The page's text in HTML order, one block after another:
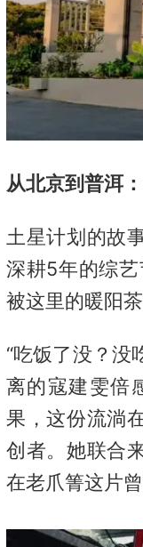
从北京到普洱
土星计划的故
深耕5年的综
被这里的暖阳
“吃饭了没？没
离的寇建雯倍
果，这份流淌
创者。她联合
在老爪箐这片曾